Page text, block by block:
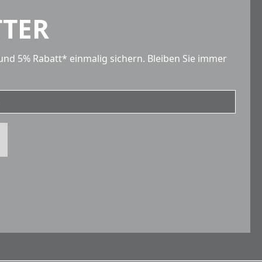
5% Rabatt* einmalig sichern. Bleiben Sie immer